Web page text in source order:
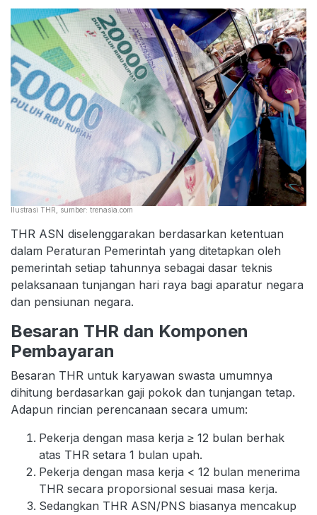
Ilustrasi THR, sumber: trenasia.com
THR ASN diselenggarakan berdasarkan ketentuan
dalam Peraturan Pemerintah yang ditetapkan oleh
pemerintah setiap tahunnya sebagai dasar teknis
pelaksanaan tunjangan hari raya bagi aparatur negara
dan pensiunan negara.
Besaran THR dan Komponen
Pembayaran
Besaran THR untuk karyawan swasta umumnya
dihitung berdasarkan gaji pokok dan tunjangan tetap.
Adapun rincian perencanaan secara umum:
Pekerja dengan masa kerja ≥ 12 bulan berhak
atas THR setara 1 bulan upah.
Pekerja dengan masa kerja < 12 bulan menerima
THR secara proporsional sesuai masa kerja.
Sedangkan THR ASN/PNS biasanya mencakup